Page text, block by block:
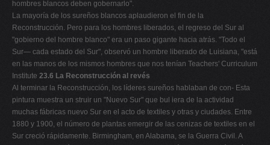
hombres blancos deben gobernarlo".
La mayoría de los sureños blancos aplaudieron el fin de la
Reconstrucción. Pero para los hombres liberados, el regreso del Sur al
"gobierno del hombre blanco" era un paso gigante hacia atrás. "Todo el
Sur— cada estado del Sur", observó un hombre liberado de Luisiana, "está
en las manos de los mismos hombres que nos tenían Teachers' Curriculum
Institute 23.6 La Reconstrucción al revés
Al terminar la Reconstrucción, los líderes sureños hablaban de con- Esta
pintura muestra un struir un "Nuevo Sur" que bul iera de la actividad
muchas fábricas nuevo Sur en el acto de textiles y otras y ciudades. Entre
1880 y 1900, el número de plantas emergir de las cenizas de textiles en el
Sur creció rápidamente. Birmingham, en Alabama, se la Guerra Civil. A